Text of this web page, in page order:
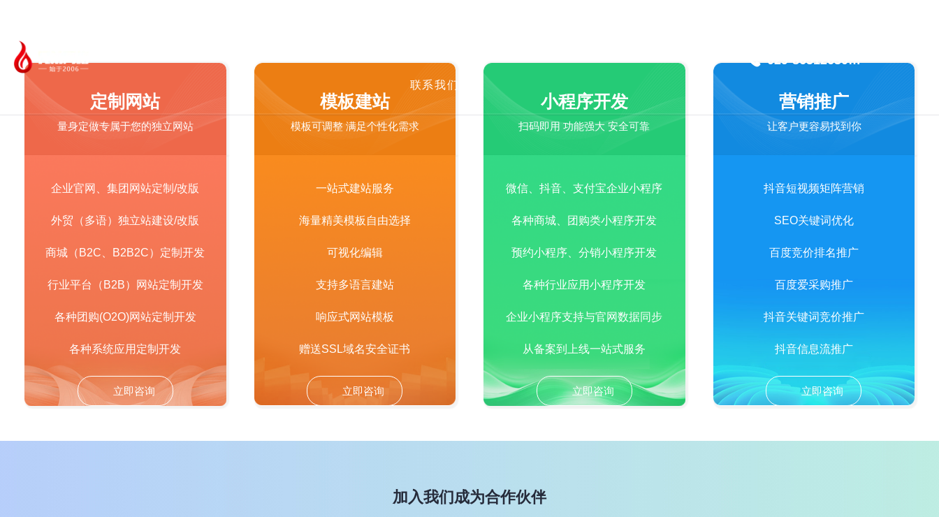
联系我们
029-86512630
AI营销 成功案例 资讯中心 联系我们
定制网站
量身定做专属于您的独立网站
企业官网、集团网站定制/改版
外贸（多语）独立站建设/改版
商城（B2C、B2B2C）定制开发
行业平台（B2B）网站定制开发
各种团购(O2O)网站定制开发
各种系统应用定制开发
立即咨询
模板建站
模板可调整 满足个性化需求
一站式建站服务
海量精美模板自由选择
可视化编辑
支持多语言建站
响应式网站模板
赠送SSL域名安全证书
立即咨询
小程序开发
扫码即用 功能强大 安全可靠
微信、抖音、支付宝企业小程序
各种商城、团购类小程序开发
预约小程序、分销小程序开发
各种行业应用小程序开发
企业小程序支持与官网数据同步
从备案到上线一站式服务
立即咨询
营销推广
让客户更容易找到你
抖音短视频矩阵营销
SEO关键词优化
百度竞价排名推广
百度爱采购推广
抖音关键词竞价推广
抖音信息流推广
立即咨询
加入我们成为合作伙伴